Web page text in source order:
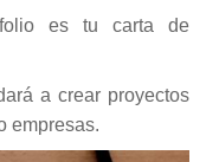
es tu carta de
a crear proyectos
empresas.